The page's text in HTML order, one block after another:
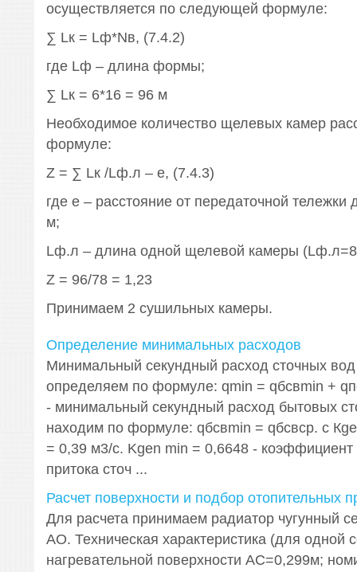
осуществляется по следующей формуле:
∑ Lк = Lф*Nв, (7.4.2)
где Lф – длина формы;
∑ Lк = 6*16 = 96 м
Необходимое количество щелевых камер
формуле:
Z = ∑ Lк /Lф.л – е, (7.4.3)
где е – расстояние от передаточной
м;
Lф.л – длина одной щелевой камеры
Z = 96/78 = 1,23
Принимаем 2 сушильных камеры.
Определение минимальных расходов
Минимальный секундный расход сточных
определяем по формуле: qmin = qбсвmin +
- минимальный секундный расход бытовых
находим по формуле: qбсвmin = qбсвср. с
= 0,39 м3/с. Kgen min = 0,6648 - коэффициент
притока сточ ...
Расчет поверхности и подбор отопительных
Для расчета принимаем радиатор чугунный
AO. Техническая характеристика (для одной
нагревательной поверхности AC=0,299м;